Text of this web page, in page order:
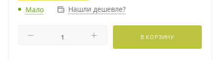
Мало Нашли дешевле?
В КОРЗИНУ